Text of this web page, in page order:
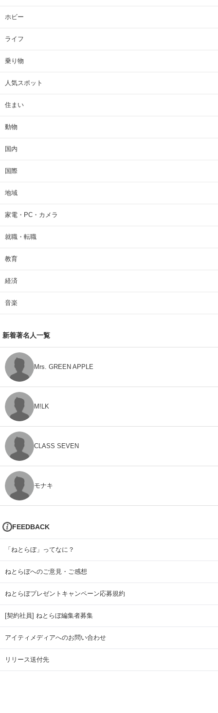
ホビー
ライフ
乗り物
人気スポット
住まい
動物
国内
国際
地域
家電・PC・カメラ
就職・転職
教育
経済
音楽
新着著名人一覧
Mrs. GREEN APPLE
M!LK
CLASS SEVEN
モナキ
FEEDBACK
「ねとらぼ」ってなに？
ねとらぼへのご意見・ご感想
ねとらぼプレゼントキャンペーン応募規約
[契約社員] ねとらぼ編集者募集
アイティメディアへのお問い合わせ
リリース送付先